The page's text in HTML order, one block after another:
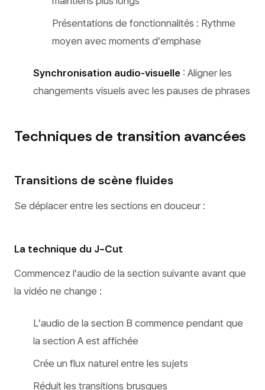
Présentations de fonctionnalités : Rythme
moyen avec moments d’emphase
Synchronisation audio-visuelle : Aligner les
changements visuels avec les pauses de phrases
Techniques de transition avancées
Transitions de scène fluides
Se déplacer entre les sections en douceur :
La technique du J-Cut
Commencez l’audio de la section suivante avant que
la vidéo ne change :
L’audio de la section B commence pendant que
la section A est affichée
Crée un flux naturel entre les sujets
Réduit les transitions brusques